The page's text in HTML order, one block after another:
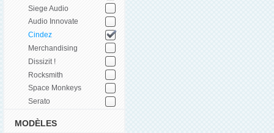
Siege Audio
Audio Innovate
Cindez
Merchandising
Dissizit !
Rocksmith
Space Monkeys
Serato
MODÈLES